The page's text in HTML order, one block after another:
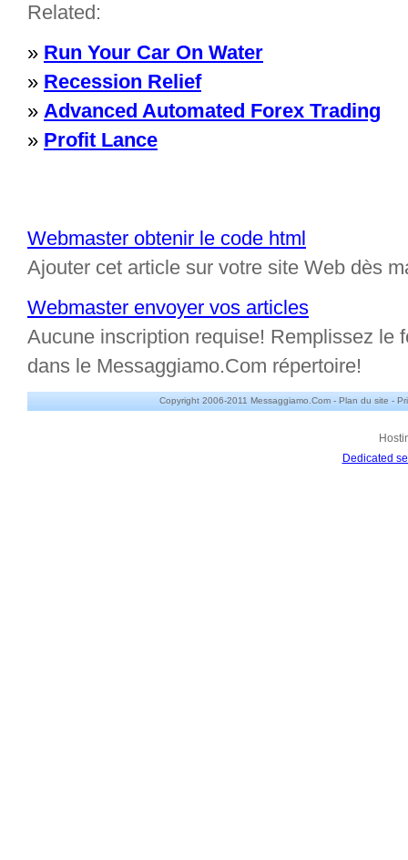
Related:
» Run Your Car On Water
» Recession Relief
» Advanced Automated Forex Trading
» Profit Lance
Webmaster obtenir le code html
Ajouter cet article sur votre site Web dès
Webmaster envoyer vos articles
Aucune inscription requise! Remplissez le
dans le Messaggiamo.Com répertoire!
Copyright 2006-2011 Messaggiamo.Com - Plan du site -
Dedicated